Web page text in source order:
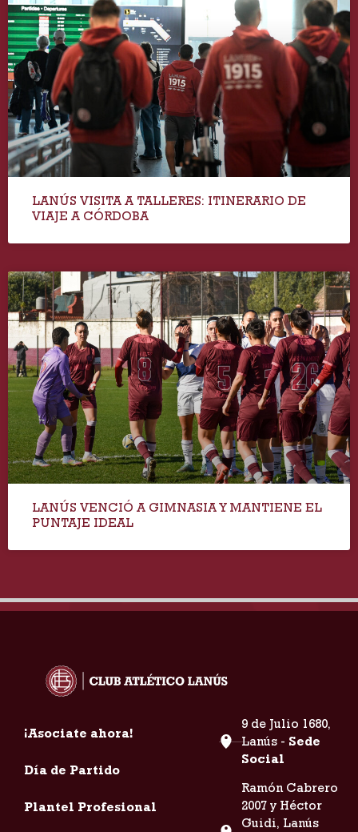
LANÚS VISITA A TALLERES: ITINERARIO DE
VIAJE A CÓRDOBA
LANÚS VENCIÓ A GIMNASIA Y MANTIENE EL
PUNTAJE IDEAL
¡Asociate ahora!
Día de Partido
Plantel Profesional
9 de Julio 1680,
Lanús - Sede
Social
Ramón Cabrero
2007 y Héctor
Guidi, Lanús